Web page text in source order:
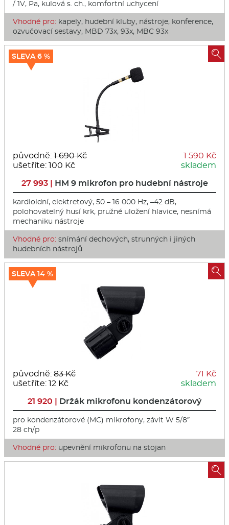
/ 1V, Pa, kulová s. ch., komfortní uchycení
Vhodné pro: kapely, hudební kluby, nástroje, konference,
ozvučovací sestavy, MBD 73x, 93x, MBC 93x
původně: 1 690 Kč
ušetříte: 100 Kč
1 590 Kč
skladem
27 993 | HM 9 mikrofon pro hudební nástroje
kardioidní, elektretový, 50 – 16 000 Hz, –42 dB,
polohovatelný husí krk, pružné uložení hlavice, nesnímá
mechaniku nástroje
Vhodné pro: snímání dechových, strunných i jiných
hudebních nástrojů
SLEVA 6 % 
původně: 83 Kč
ušetříte: 12 Kč
71 Kč
skladem
21 920 | Držák mikrofonu kondenzátorový
pro kondenzátorové (MC) mikrofony, závit W 5/8″
28 ch/p
Vhodné pro: upevnění mikrofonu na stojan
SLEVA 14 % 
